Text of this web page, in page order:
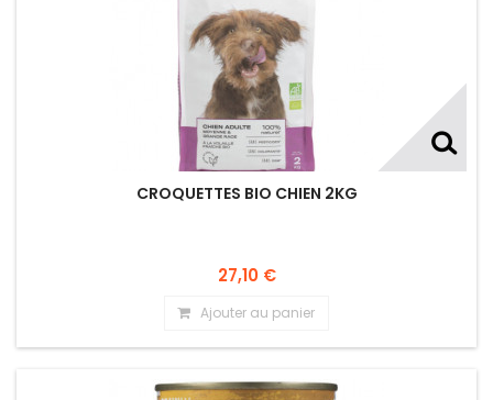
CROQUETTES BIO CHIEN 2KG
27,10 €
Ajouter au panier